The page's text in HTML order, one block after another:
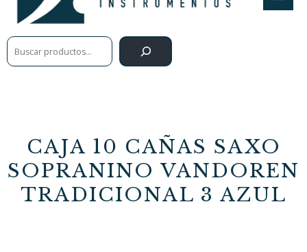
Buscar
CAJA 10 CAÑAS SAXO
SOPRANINO VANDOREN
TRADICIONAL 3 AZUL